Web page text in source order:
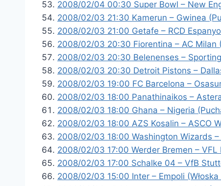
2008/02/04 00:30 Super Bowl – New
2008/02/03 21:30 Kamerun – Gwinea
2008/02/03 21:00 Getafe – RCD
2008/02/03 20:30 Fiorentina – AC Milan
2008/02/03 20:30 Belenenses –
2008/02/03 20:30 Detroit Pistons –
2008/02/03 19:00 FC Barcelona –
2008/02/03 18:00 Panathinaikos –
2008/02/03 18:00 Ghana – Nigeria
2008/02/03 18:00 AZS Kosalin – ASCO
2008/02/03 18:00 Washington Wizards
2008/02/03 17:00 Werder Bremen –
2008/02/03 17:00 Schalke 04 – VfB
2008/02/03 15:00 Inter – Empoli (Włoska